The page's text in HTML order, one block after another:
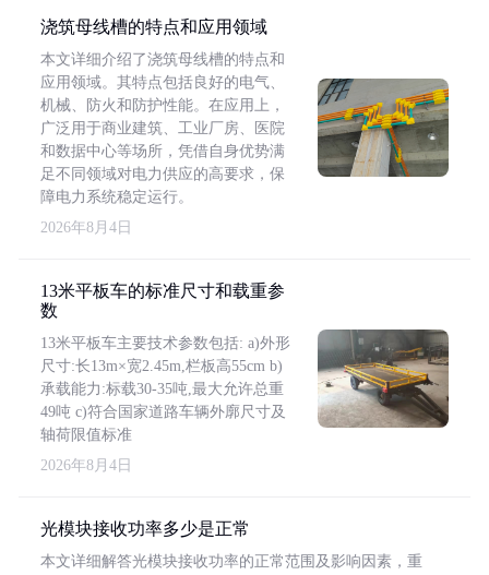
浇筑母线槽的特点和应用领域
本文详细介绍了浇筑母线槽的特点和
应用领域。其特点包括良好的电气、
机械、防火和防护性能。在应用上，
广泛用于商业建筑、工业厂房、医院
和数据中心等场所，凭借自身优势满
足不同领域对电力供应的高要求，保
障电力系统稳定运行。
2026年8月4日
13米平板车的标准尺寸和载重参
数
13米平板车主要技术参数包括: a)外形
尺寸:长13m×宽2.45m,栏板高55cm b)
承载能力:标载30-35吨,最大允许总重
49吨 c)符合国家道路车辆外廓尺寸及
轴荷限值标准
2026年8月4日
光模块接收功率多少是正常
本文详细解答光模块接收功率的正常范围及影响因素，重